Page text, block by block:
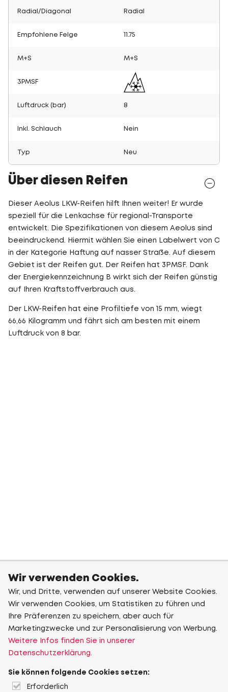
Radial/Diagonal Radial
Empfohlene Felge 11.75
M+S M+S
3PMSF
Luftdruck (bar) 8
Inkl. Schlauch Nein
Typ Neu
Über diesen Reifen
Dieser Aeolus LKW-Reifen hilft Ihnen weiter! Er wurde
speziell für die Lenkachse für regional-Transporte
entwickelt. Die Spezifikationen von diesem Aeolus sind
beeindruckend. Hiermit wählen Sie einen Labelwert von C
in der Kategorie Haftung auf nasser Straße. Auf diesem
Gebiet ist der Reifen gut. Der Reifen hat 3PMSF. Dank
der Energiekennzeichnung B wirkt sich der Reifen günstig
auf Ihren Kraftstoffverbrauch aus.
Der LKW-Reifen hat eine Profiltiefe von 15 mm, wiegt
66,66 Kilogramm und fährt sich am besten mit einem
Luftdruck von 8 bar.
Wir verwenden Cookies.
Wir, und Dritte, verwenden auf unserer Website Cookies.
Wir verwenden Cookies, um Statistiken zu führen und
Ihre Präferenzen zu speichern, aber auch für
Marketingzwecke und zur Personalisierung von Werbung.
Weitere Infos finden Sie in unserer
Datenschutzerklärung.
Sie können folgende Cookies setzen:
Erforderlich